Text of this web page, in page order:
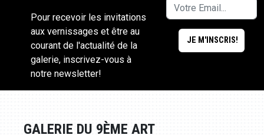
Pour recevoir les invitations
aux vernissages et être au
courant de l'actualité de la
galerie, inscrivez-vous à
notre newsletter!
GALERIE DU 9ÈME ART